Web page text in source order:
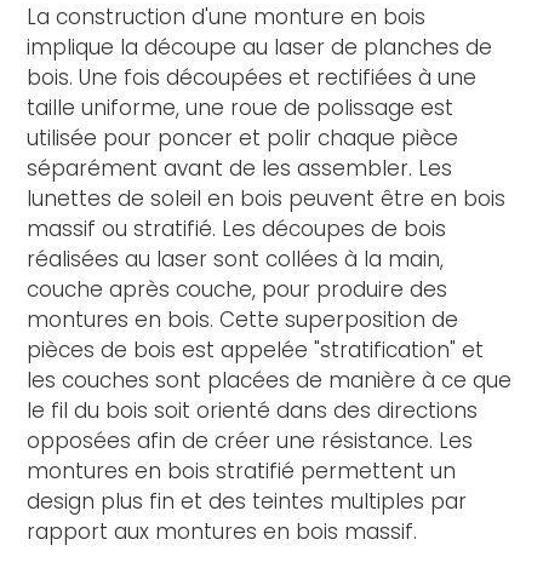
La construction d'une monture en bois
implique la découpe au laser de planches de
bois. Une fois découpées et rectifiées à une
taille uniforme, une roue de polissage est
utilisée pour poncer et polir chaque pièce
séparément avant de les assembler. Les
lunettes de soleil en bois peuvent être en bois
massif ou stratifié. Les découpes de bois
réalisées au laser sont collées à la main,
couche après couche, pour produire des
montures en bois. Cette superposition de
pièces de bois est appelée "stratification" et
les couches sont placées de manière à ce que
le fil du bois soit orienté dans des directions
opposées afin de créer une résistance. Les
montures en bois stratifié permettent un
design plus fin et des teintes multiples par
rapport aux montures en bois massif.